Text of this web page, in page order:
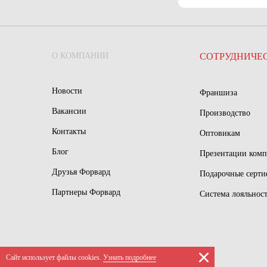
О КОМПАНИИ
Новости
Вакансии
Контакты
Блог
Друзья Форвард
Партнеры Форвард
Франшиза
Производство
Оптовикам
Презентации
Подарочные
Система
Сайт использует файлы сookies. Узнать подробнее